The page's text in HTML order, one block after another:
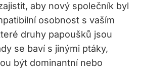
aby nový společník byl
osobnost s vaším
druhy papoušků jsou
se baví s jinými ptáky,
být dominantní nebo